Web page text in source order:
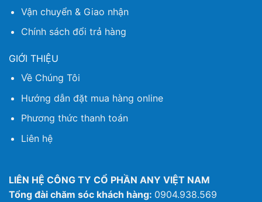
Vận chuyển & Giao nhận
Chính sách đổi trả hàng
GIỚI THIỆU
Về Chúng Tôi
Hướng dẫn đặt mua hàng online
Phương thức thanh toán
Liên hệ
LIÊN HỆ CÔNG TY CỔ PHẦN ANY VIỆT NAM
Tổng đài chăm sóc khách hàng: 0904.938.569